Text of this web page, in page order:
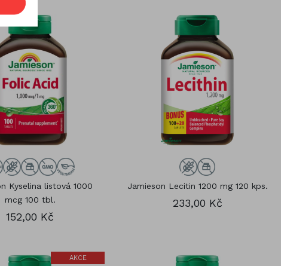
Kyselina listová 1000
mcg 100 tbl.
152,00 Kč
Jamieson Lecitin 1200 mg 120 kps.
233,00 Kč
AKCE